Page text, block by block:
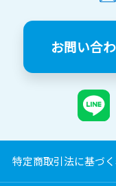
お問い合
特定商取引法に基づ